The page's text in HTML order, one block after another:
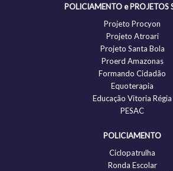
POLICIAMENTO e PROJETOS
Projeto Procyon
Projeto Atroari
Projeto Santa Bola
Proerd Amazonas
Formando Cidadão
Equoterapia
Educação Vitoria Régia
PESAC
POLICIAMENTO
Ciclopatrulha
Ronda Escolar